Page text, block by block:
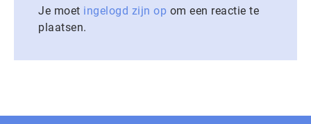
Je moet ingelogd zijn op om een reactie te
plaatsen.